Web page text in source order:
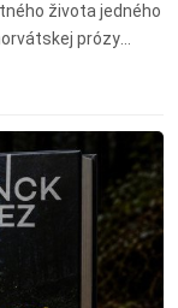
života jedného
prózy
slovenská
trh, čítanie,
knižné publikácie,